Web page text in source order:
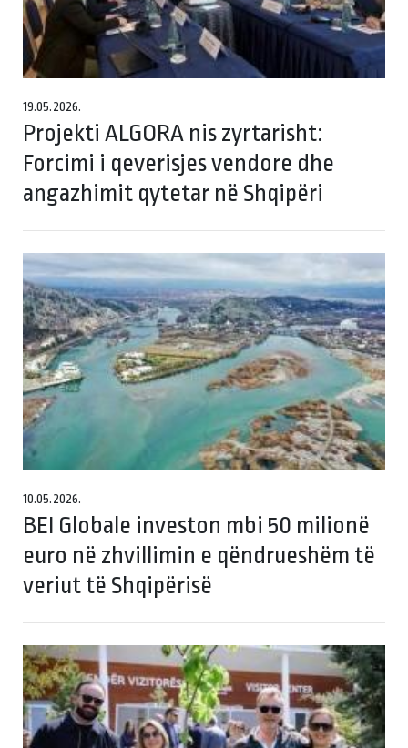
19.05.2026.
Projekti ALGORA nis zyrtarisht:
Forcimi i qeverisjes vendore dhe
angazhimit qytetar në Shqipëri
10.05.2026.
BEI Globale investon mbi 50 milionë
euro në zhvillimin e qëndrueshëm të
veriut të Shqipërisë